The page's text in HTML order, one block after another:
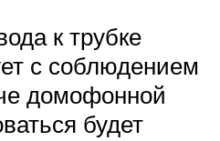
к трубке
с соблюдением
домофонной
будет